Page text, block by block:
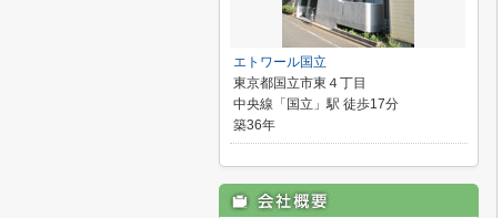
エトワール国立
東京都国立市東４丁目
中央線「国立」駅 徒歩17分
築36年